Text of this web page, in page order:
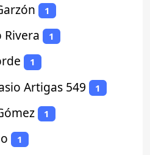
1
Rivera 1
1
Artigas 549 1
1
1